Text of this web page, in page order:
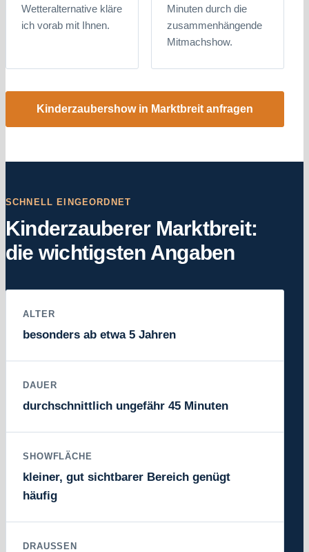
Wetteralternative kläre
ich vorab mit Ihnen.
Minuten durch die
zusammenhängende
Mitmachshow.
Kinderzaubershow in Marktbreit anfragen
SCHNELL EINGEORDNET
Kinderzauberer Marktbreit:
die wichtigsten Angaben
ALTER
besonders ab etwa 5 Jahren
DAUER
durchschnittlich ungefähr 45 Minuten
SHOWFLÄCHE
kleiner, gut sichtbarer Bereich genügt
häufig
DRAUSSEN